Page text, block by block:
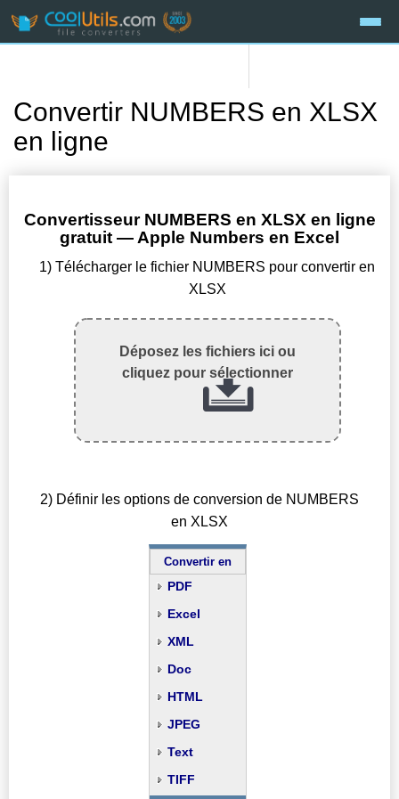
Convertir NUMBERS en XLSX
en ligne
Convertisseur NUMBERS en XLSX en ligne
gratuit — Apple Numbers en Excel
1) Télécharger le fichier NUMBERS pour convertir en
XLSX
Déposez les fichiers ici ou
cliquez pour sélectionner
2) Définir les options de conversion de NUMBERS
en XLSX
Convertir en
PDF
Excel
XML
Doc
HTML
JPEG
Text
TIFF